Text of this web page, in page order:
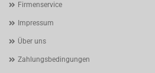
Firmenservice
Impressum
Über uns
Zahlungsbedingungen